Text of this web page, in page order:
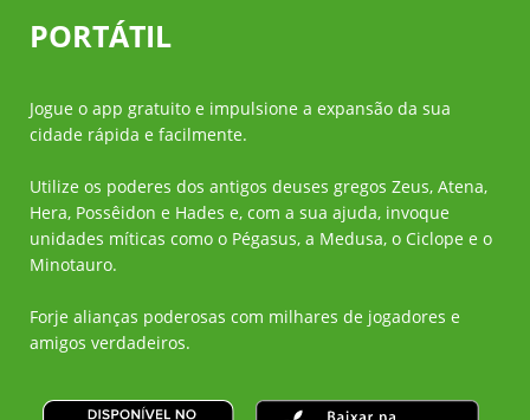
PORTÁTIL
Jogue o app gratuito e impulsione a expansão da sua
cidade rápida e facilmente.
Utilize os poderes dos antigos deuses gregos Zeus, Atena,
Hera, Possêidon e Hades e, com a sua ajuda, invoque
unidades míticas como o Pégasus, a Medusa, o Ciclope e o
Minotauro.
Forje alianças poderosas com milhares de jogadores e
amigos verdadeiros.